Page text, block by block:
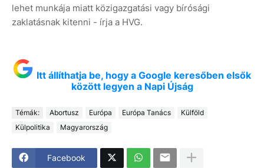
lehet munkája miatt közigazgatási vagy bírósági
zaklatásnak kitenni - írja a HVG.
Itt állíthatja be, hogy a Google keresőben elsők
között legyen a Napi Újság
Témák: Abortusz Európa Európa Tanács
Külföld
Külpolitika
Magyarország
Facebook